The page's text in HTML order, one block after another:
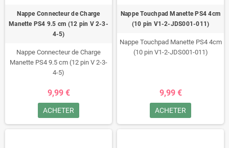
Nappe Connecteur de Charge
Manette PS4 9.5 cm (12 pin V 2-3-
4-5)
Nappe Connecteur de Charge
Manette PS4 9.5 cm (12 pin V 2-3-
4-5)
9,99 €
ACHETER
Nappe Touchpad Manette PS4 4cm
(10 pin V1-2-JDS001-011)
Nappe Touchpad Manette PS4 4cm
(10 pin V1-2-JDS001-011)
9,99 €
ACHETER